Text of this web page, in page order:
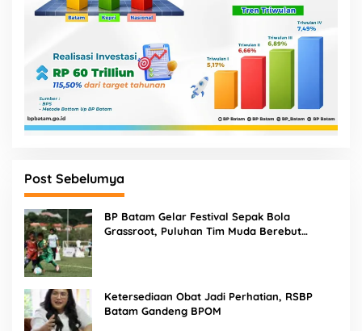
Post Sebelumya
BP Batam Gelar Festival Sepak Bola
Grassroot, Puluhan Tim Muda Berebut
Ketersediaan Obat Jadi Perhatian, RSBP
Batam Gandeng BPOM